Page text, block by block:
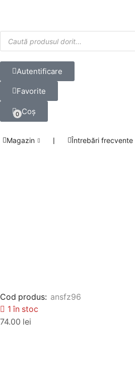
Autentificare
Favorite
0 Coș
Magazin ❘ Întrebări frecvente
Cod produs: ansfz96
1 în stoc
74.00 lei